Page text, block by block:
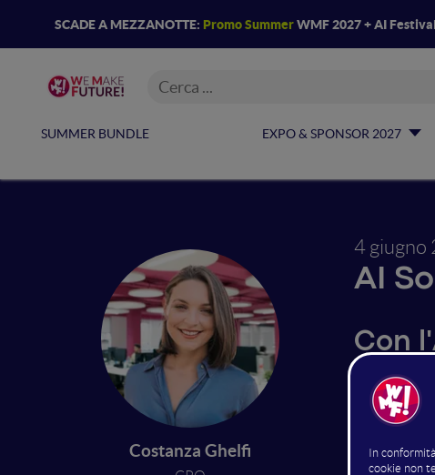
SCADE A MEZZANOTTE: Promo SummerWMF 2027 + AI
SUMMER BUNDLE EXPO & SPONSOR 2027
Costanza Ghelfi
4 giugno
AI
Con
L'AI ha
touch
del 26%,